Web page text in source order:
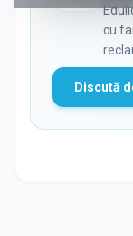
cu
Discută